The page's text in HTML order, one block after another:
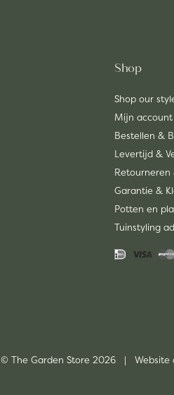
Shop
Shop our
Mijn account
Bestellen &
Levertijd &
Retourneren
Garantie &
Potten en
Tuinstyling
© The Garden Store 2026 | Website